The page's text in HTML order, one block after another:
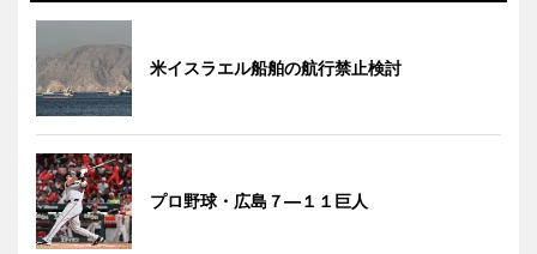
米イスラエル船舶の航行禁止検討
プロ野球・広島７―１１巨人